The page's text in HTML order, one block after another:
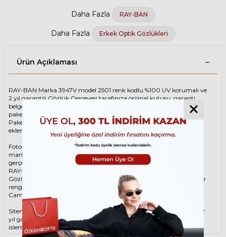
Daha Fazla RAY-BAN
Daha Fazla Erkek Optik Gözlükleri
Ürün Açıklaması
RAY-BAN Marka 3947V model 2501 renk kodlu %100 UV korumalı ve
2 yıl garantili Gözlük Çerçevesi tarafınıza orijinal kutusu, garanti
belgesi ve adınıza düzenlenmiş faturası ile birlikte özenle
paketlenerek kargoya teslim edilir.
Paketinize ek olarak silme bezi ve temizleme spreyi ücretsiz olarak
eklenmektedir.
Fotoğraftaki Gözlük Çerçevesi kutusu gösterim amaçlı olup
markanın orijinal alternatiflerinden gönderim
gerçekleştirilebilmektedir.
RAY-BAN Unisex Gümüş Gözlük ÇerçevesiRAY-BAN 3947V 2501 48
Gözlük Çerçevesi çerçeve şekli Yuvarlak, hammaddesi Metal, çerçeve
rengi Gümüş renktir.
Camlar %100 korumalı renkli camların materyali ‘dir.
Sitemizden alacağınız RAY-BAN Gözlük Çerçevesi %100 orijinal ve 2
yıl garantilidir. Garanti kapsamındaki tüm parça değişim ve tamir
işlemleriniÖZKAN OPTİK
mağazalarından ücretsiz olarak destek
alabilirsiniz.